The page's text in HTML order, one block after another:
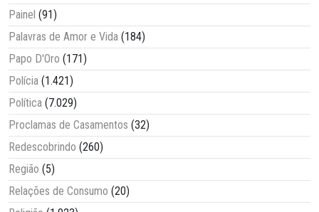
Painel (91)
Palavras de Amor e Vida (184)
Papo D'Oro (171)
Polícia (1.421)
Política (7.029)
Proclamas de Casamentos (32)
Redescobrindo (260)
Região (5)
Relações de Consumo (20)